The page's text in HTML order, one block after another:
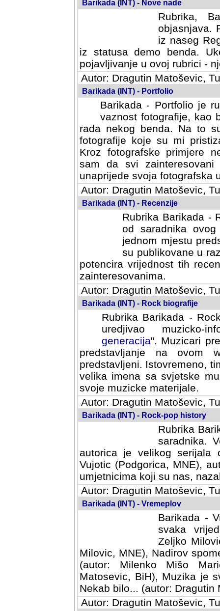
Barikada (INT) - Nove nade
Rubrika,
objasnjava.
iz naseg
iz statusa demo benda.
pojavljivanje u ovoj rubrici -
Autor: Dragutin Matoševic,
Barikada (INT) - Portfolio
Barikada - Portfolio je
vaznost fotografije, kao
rada nekog benda. Na to
fotografije koje su mi
fotografske primjere
svi zainteresovani
svoja fotografska umijeca.
Autor: Dragutin Matoševic,
Barikada (INT) - Recenzije
Rubrika Barikada -
od saradnika
jednom mjestu
su publikovane u
potencira vrijednost tih
zainteresovanima.
Autor: Dragutin Matoševic,
Barikada (INT) - Rock biografije
Rubrika Barikada -
uredjivao muzicko-
Muzicari predstavljeni u
na ovom web portalu
Istovremeno, tim nacinom
sa svjetske muzicke scene
materijale.
Autor: Dragutin Matoševic,
Barikada (INT) - Rock-pop history
Rubrika
saradnika.
autorica je velikog serijala
Vujotic (Podgorica, MNE),
umjetnicima koji su nas,
Autor: Dragutin Matoševic,
Barikada (INT) - Vremeplov
Barikada -
svaka
Milovic,
MNE), Nadirov spomenar
Milenko Mišo Maric, UK),
Muzika je svirala (autor:
(autor: Dragutin Matosevic,
Autor: Dragutin Matoševic,